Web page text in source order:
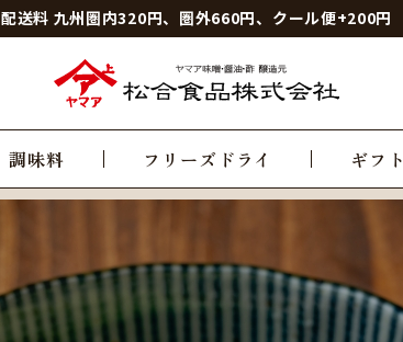
配送料 九州圏内320円、圏外660円、クール便+200円
調味料 フリーズドライ ギフト